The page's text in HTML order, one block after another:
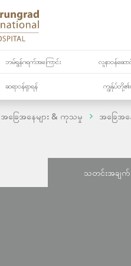
ဘမ်ရွန်ဂရက်အကြောင်း လူနာဝန်ဆော
ဆရာဝန်ရှာရန် ကျွန်ုပ်တို့၏
အခြေအနေများ & ကုသမှု အခြေအန
သတင်းအခ